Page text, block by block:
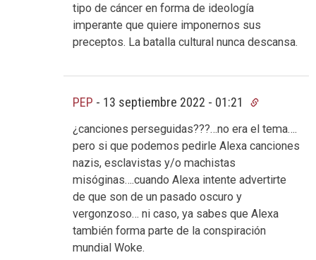
tipo de cáncer en forma de ideología
imperante que quiere imponernos sus
preceptos. La batalla cultural nunca descansa.
PEP - 13 septiembre 2022 - 01:21
¿canciones perseguidas???…no era el tema….
pero si que podemos pedirle Alexa canciones
nazis, esclavistas y/o machistas
misóginas….cuando Alexa intente advertirte
de que son de un pasado oscuro y
vergonzoso… ni caso, ya sabes que Alexa
también forma parte de la conspiración
mundial Woke.